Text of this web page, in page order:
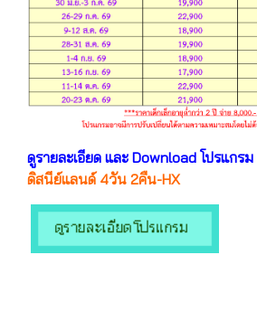
ดูรายละเอียด และ Download โปรแกรม
ดิสนีย์แลนด์ 4วัน 2คืน-HX